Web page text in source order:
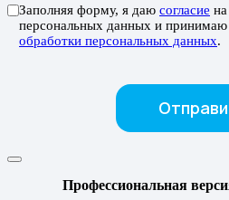
Заполняя форму, я даю согласие
персональных данных и принимаю
обработки персональных данных.
Профессиональная